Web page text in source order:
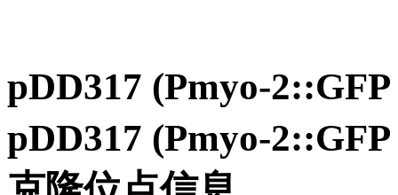
pDD317 (Pmyo-
pDD317 (Pmyo-